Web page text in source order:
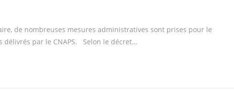
de nombreuses mesures administratives sont prises pour le
par le CNAPS. Selon le décret…